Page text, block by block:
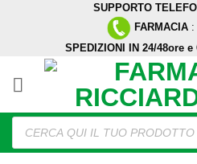
SUPPORTO
FARMACIA :
SPEDIZIONI IN 24/48ore
Ricerca
prodotti